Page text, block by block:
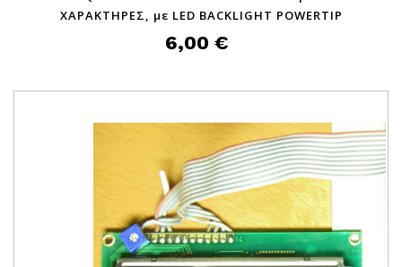
ΧΑΡΑΚΤΗΡΕΣ, με LED BACKLIGHT POWERTIP
6,00 €